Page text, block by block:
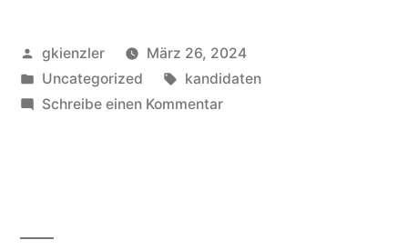
Veröffentlicht
von
gkienzler
März 26, 2024
Veröffentlicht
unter
Uncategorized Schlagwörter:
kandidaten
Schreibe einen Kommentarzu